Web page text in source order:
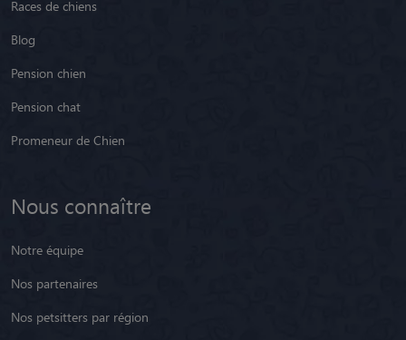
Races de chiens
Blog
Pension chien
Pension chat
Promeneur de Chien
Nous connaître
Notre équipe
Nos partenaires
Nos petsitters par région